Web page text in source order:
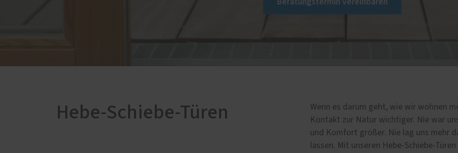
Haustür-Konfigurator
Hebe-Schiebe-Türen
Wenn es darum geht, wie wir wohnen
Kontakt zur Natur wichtiger. Nie war
und Komfort größer. Nie lag uns mehr
lassen. Mit unseren Hebe-Schiebe-